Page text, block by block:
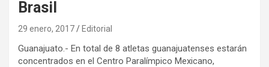
Brasil
29 enero, 2017 Editorial
Guanajuato.- En total de 8 atletas guanajuatenses estarán
concentrados en el Centro Paralímpico Mexicano,